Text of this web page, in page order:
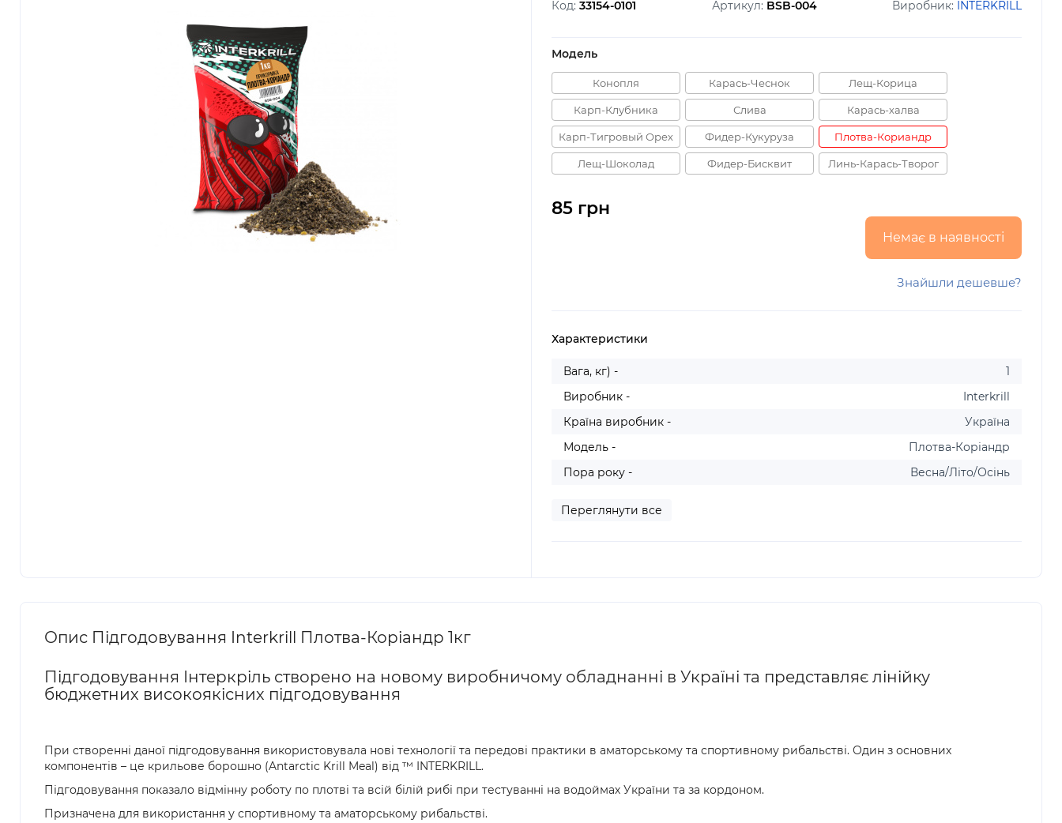
Код: 33154-0101 Артикул: BSB-004 Виробник: INTERKRILL
Модель
Конопля Карась-Чеснок Лещ-Корица
Карп-Клубника Слива Карась-халва
Карп-Тигровый Орех Фидер-Кукуруза Плотва-Кориандр
Лещ-Шоколад Фидер-Бисквит Линь-Карась-Творог
85 грн
Немає в наявності
Знайшли дешевше?
Характеристики
Вага, кг) -
1
Виробник -
Interkrill
Країна виробник -
Україна
Модель -
Плотва-Коріандр
Пора року -
Весна/Літо/Осінь
Переглянути все
Опис Підгодовування Interkrill Плотва-Коріандр 1кг
Підгодовування Інтеркріль створено на новому виробничому обладнанні в Україні та представляє лінійку
бюджетних високоякісних підгодовування
При створенні даної підгодовування використовувала нові технології та передові практики в аматорському та спортивному рибальстві. Один з основних
компонентів – це крильове борошно (Antarctic Krill Meal) від ™ INTERKRILL.
Підгодовування показало відмінну роботу по плотві та всій білій рибі при тестуванні на водоймах України та за кордоном.
Призначена для використання у спортивному та аматорському рибальстві.